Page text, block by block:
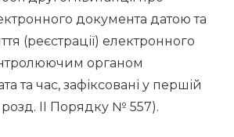
документа датою та
(реєстрації) електронного
органом
та час, зафіксовані у першій
розд. ІІ Порядку № 557).